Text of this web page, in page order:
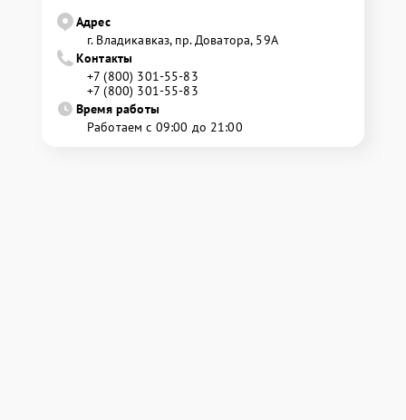
Адрес
г. Владикавказ, пр. Доватора, 59А
Контакты
+7 (800) 301-55-83
+7 (800) 301-55-83
Время работы
Работаем с 09:00 до 21:00